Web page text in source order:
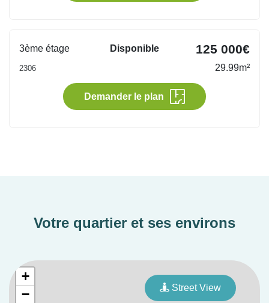
3ème étage Disponible 125 000€
2306 29.99m²
Demander le plan
Votre quartier et ses environs
+
−
Street View